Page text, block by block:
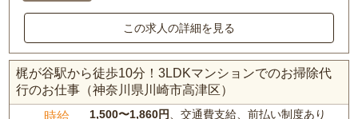
この求人の詳細を見る
梶が谷駅から徒歩10分！3LDKマンションでのお掃除代
行のお仕事（神奈川県川崎市高津区）
1,500〜1,860円、交通費支給、前払い制度あり